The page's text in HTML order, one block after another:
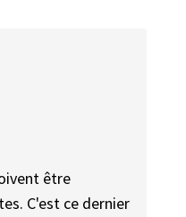
être
C'est ce dernier